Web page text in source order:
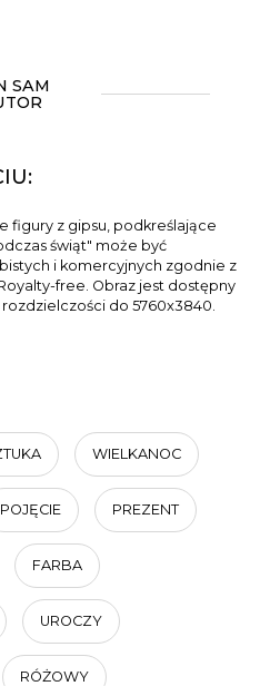
SAM
figury z gipsu, podkreślające
świąt" może być
i komercyjnych zgodnie z
free. Obraz jest dostępny
do 5760x3840.
WIELKANOC
POJĘCIE PREZENT
FARBA
UROCZY
RÓŻOWY